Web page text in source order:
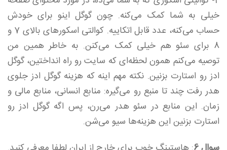
خیلی به شما کمک می‌کنه. چون گوگل اینو برای خودش
حساب می‌کنه، عدد قابل اتکاییه. کوالتی اسکورهای بالای 7 و
8 برای سئو هم خیلی کمک می‌کنن. به خاطر همین من
توصیه می‌کنم همون لحظه‌ای که سایت رو راه انداختین، گوگل
ادز رو استارت بزنین. نکته مهم اینه که هزینه گوگل ادز جلوی
هدر رفت چند تا منبع رو می‌گیره: منابع انسانی، منابع مالی و
زمان. این منابع در سئو هدر می‌رن، پس اگه گوگل ادز رو
استارت بزنین این هزینه‌ها سیو می‌شن.